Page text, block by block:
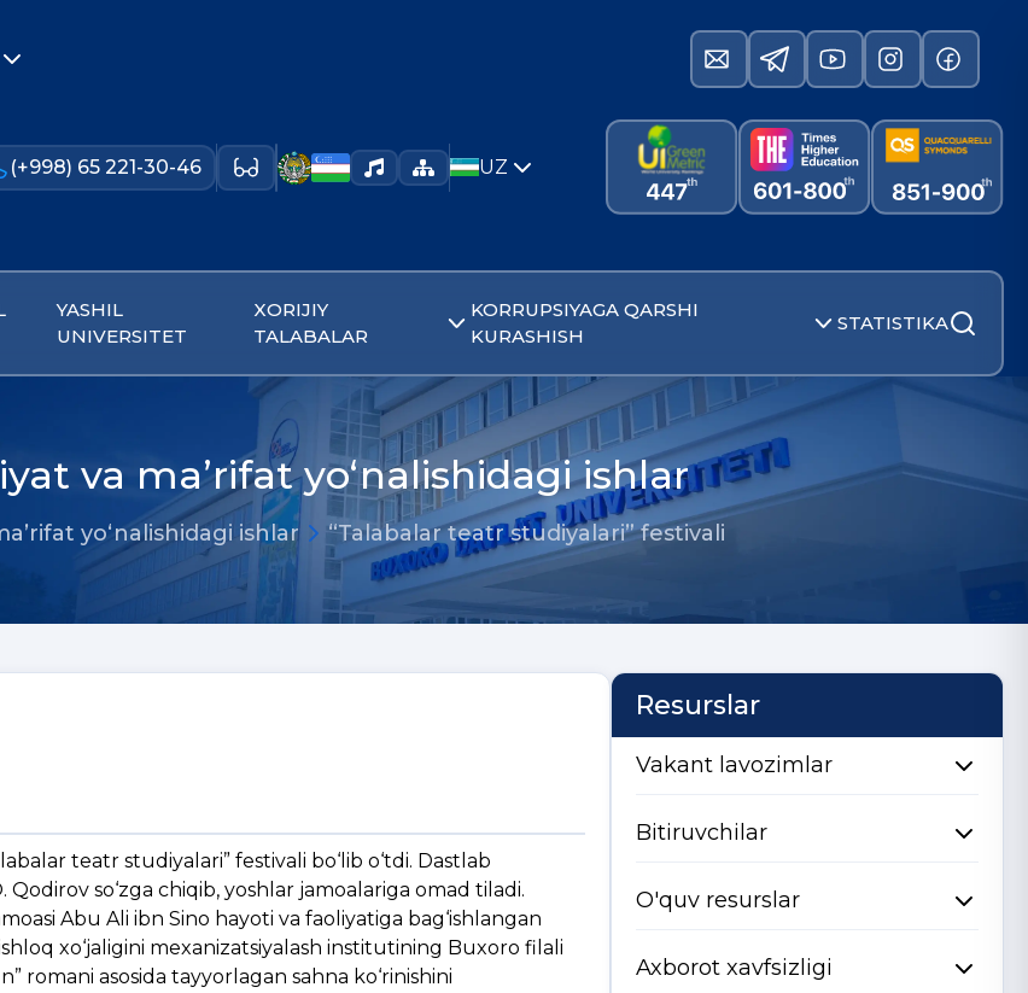
(+998) 65 221-30-46 UZ
YASHIL
UNIVERSITET
XORIJIY
TALABALAR
KORRUPSIYAGA QARSHI
KURASHISH
STATISTIKA
va ma’rifat yo‘nalishidagi ishlar
yo‘nalishidagi ishlar “Talabalar teatr studiyalari” festivali
teatr studiyalari” festivali bo‘lib o‘tdi. Dastlab
so‘zga chiqib, yoshlar jamoalariga omad tiladi.
Abu Ali ibn Sino hayoti va faoliyatiga bag‘ishlangan
xo‘jaligini mexanizatsiyalash institutining Buxoro filali
romani asosida tayyorlagan sahna ko‘rinishini
Resurslar
Vakant lavozimlar
Bitiruvchilar
O'quv resurslar
Axborot xavfsizligi